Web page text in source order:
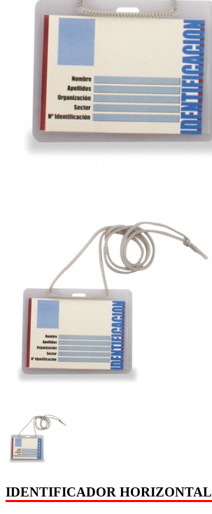
IDENTIFICADOR HORIZONTAL